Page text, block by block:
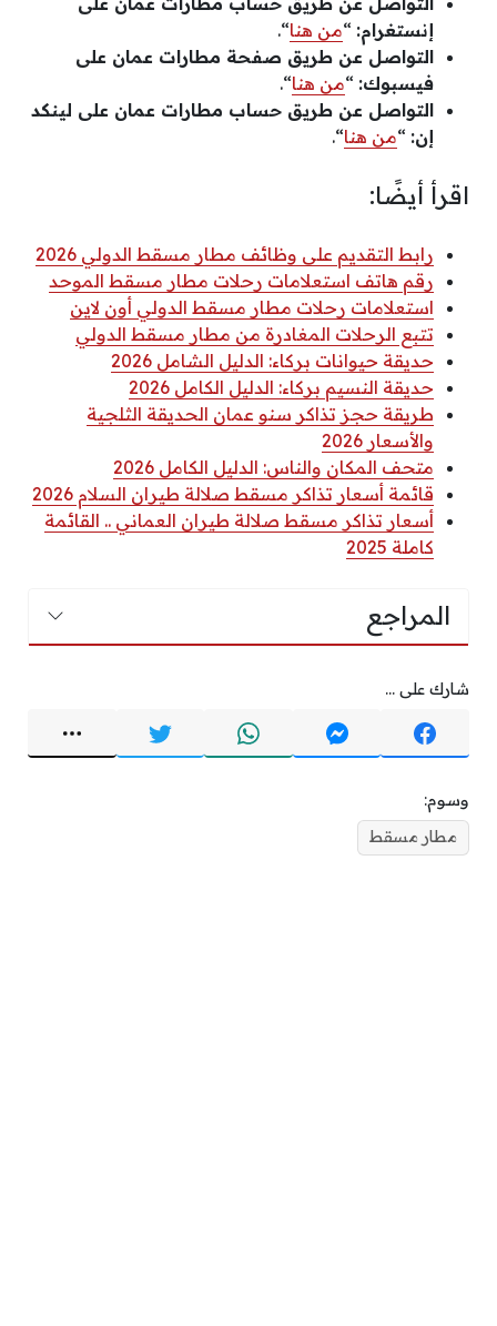
إنستغرام: “من هنا“.
التواصل عن طريق صفحة مطارات عمان على
فيسبوك: “من هنا“.
التواصل عن طريق حساب مطارات عمان على لينكد
إن: “من هنا“.
اقرأ أيضًا:
رابط التقديم على وظائف مطار مسقط الدولي 2026
رقم هاتف استعلامات رحلات مطار مسقط الموحد
استعلامات رحلات مطار مسقط الدولي أون لاين
تتبع الرحلات المغادرة من مطار مسقط الدولي
حديقة حيوانات بركاء: الدليل الشامل 2026
حديقة النسيم بركاء: الدليل الكامل 2026
طريقة حجز تذاكر سنو عمان الحديقة الثلجية
والأسعار 2026
متحف المكان والناس: الدليل الكامل 2026
قائمة أسعار تذاكر مسقط صلالة طيران السلام 2026
أسعار تذاكر مسقط صلالة طيران العماني .. القائمة
كاملة 2025
المراجع
شارك على ...
وسوم:
مطار مسقط